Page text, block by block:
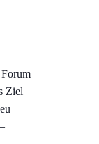
Ziel